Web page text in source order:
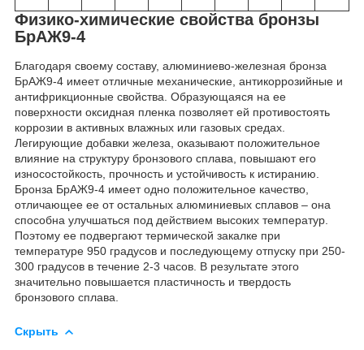
Физико-химические свойства бронзы
БрАЖ9-4
Благодаря своему составу, алюминиево-железная бронза
БрАЖ9-4 имеет отличные механические, антикоррозийные и
антифрикционные свойства. Образующаяся на ее
поверхности оксидная пленка позволяет ей противостоять
коррозии в активных влажных или газовых средах.
Легирующие добавки железа, оказывают положительное
влияние на структуру бронзового сплава, повышают его
износостойкость, прочность и устойчивость к истиранию.
Бронза БрАЖ9-4 имеет одно положительное качество,
отличающее ее от остальных алюминиевых сплавов – она
способна улучшаться под действием высоких температур.
Поэтому ее подвергают термической закалке при
температуре 950 градусов и последующему отпуску при 250-
300 градусов в течение 2-3 часов. В результате этого
значительно повышается пластичность и твердость
бронзового сплава.
Скрыть